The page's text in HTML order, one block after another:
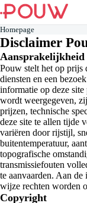
Homepage
Disclaimer
Aansprakelijkheid
Pouw stelt het op prijs
diensten en een
informatie op deze
wordt weergegeven,
prijzen, technische
deze site te allen tijde
variëren door rijstijl,
buitentemperatuur,
topografische
transmissiefouten
te aanvaarden. Aan
wijze rechten worden
Copyright